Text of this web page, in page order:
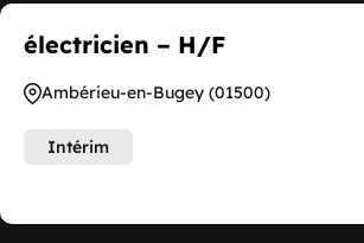
électricien – H/F
Ambérieu-en-Bugey (01500)
Intérim